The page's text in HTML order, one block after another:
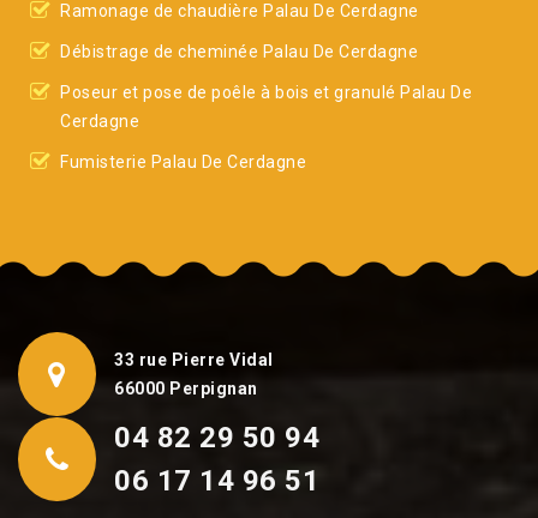
Ramonage de chaudière Palau De Cerdagne
Débistrage de cheminée Palau De Cerdagne
Poseur et pose de poêle à bois et granulé Palau De
Cerdagne
Fumisterie Palau De Cerdagne
33 rue Pierre Vidal
66000 Perpignan
04 82 29 50 94
06 17 14 96 51